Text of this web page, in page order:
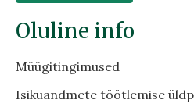
Oluline info
Müügitingimused
Isikuandmete töötlemise